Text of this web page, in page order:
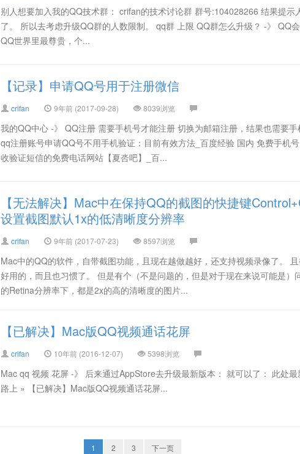
别人想要加入我的QQ技术群： crifan的技术讨论群 群号:104028266 结果提示
了。 所以去考虑升级QQ群的人数限制。 qq群 上限 QQ群怎么升级？ -》
QQ世界里最尊贵，个...
【记录】申请QQ号用于注册微信
crifan 9年前 (2017-09-28) 8039浏览
我的QQ中心 -》 QQ注册 需要手机号才能注册 切换为邮箱注册，结果也需要
qq注册账号申请QQ号不用手机验证：目前有效方法_百度经验 国内 免费手机
收验证短信的免费电话网站【夏呇吧】_百...
【无法解决】Mac中在保持QQ的截图的快捷键
设置截图默认1x的低清晰度分辨率
crifan 9年前 (2017-07-23) 8597浏览
Mac中的QQ的软件，自带截图功能，且现在越做越好，还支持视频录像了。
好用的，而且也习惯了。 但是有个（不是问题的，但是对于现在来说可能是）
的Retina分辨率下，都是2x的高的清晰度的图片...
【已解决】Mac版QQ视频通话花屏
crifan 10年前 (2016-12-07) 5398浏览
Mac qq 视频 花屏 -》 后来通过AppStore去升级最新版本： 就可以了： 此处
路上 » 【已解决】Mac版QQ视频通话花屏...
1 2 3 下一页